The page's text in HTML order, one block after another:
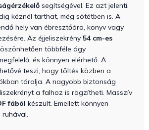
segítségével. Ez azt jelenti,
kéznél tarthat, még sötétben is. A
hely van ébresztőóra, könyv vagy
Az éjjeliszekrény 54 cm-es
többféle ágy
és könnyen elérhető. A
teszi, hogy töltés közben a
tárolja. A nagyobb biztonság
a falhoz is rögzítheti. Masszív
fából készült. Emellett könnyen